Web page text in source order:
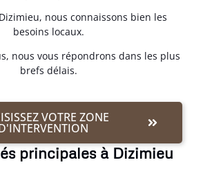
nous connaissons bien les
besoins locaux.
nous vous répondrons dans les plus
brefs délais.
VOTRE ZONE
principales à Dizimieu